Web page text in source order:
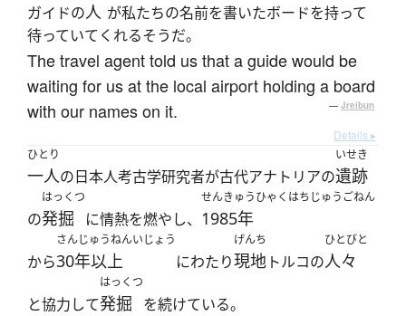
ガイドの人 が私たちの名前を書いたボードを持って
待っていてくれるそうだ。
The travel agent told us that a guide would be
waiting for us at the local airport holding a board
with our names on it.
— Jreibun
Details ▸
ひとり
一人の日本人考古学研究者が古代アナトリアの
いせき
遺跡
の
はっくつ
発掘 に情熱を燃やし、
せんきゅうひゃくはちじゅうごねん
1985年
から
さんじゅうねんいじょう
30年以上 にわたり
げんち
現地 トルコの
ひとびと
人々
と協力して
はっくつ
発掘 を続けている。